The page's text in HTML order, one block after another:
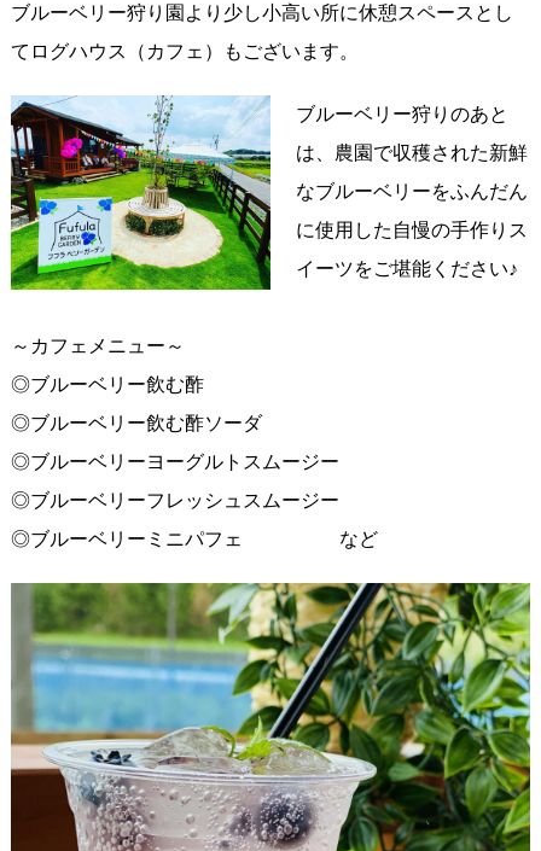
ブルーベリー狩り園より少し小高い所に休憩スペースとし
てログハウス（カフェ）もございます。
ブルーベリー狩りのあと
は、農園で収穫された新鮮
なブルーベリーをふんだん
に使用した自慢の手作りス
イーツをご堪能ください♪
～カフェメニュー～
◎ブルーベリー飲む酢
◎ブルーベリー飲む酢ソーダ
◎ブルーベリーヨーグルトスムージー
◎ブルーベリーフレッシュスムージー
◎ブルーベリーミニパフェ など